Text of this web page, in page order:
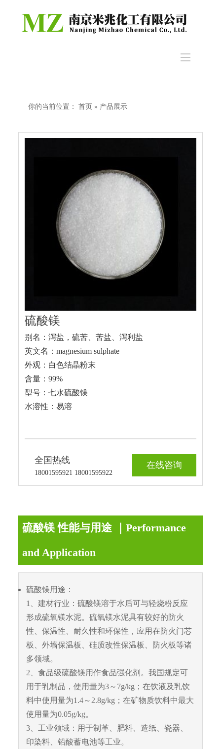
你的当前位置：首页 » 产品展示
硫酸镁
别名：泻盐，硫苦、苦盐、泻利盐
英文名：magnesium sulphate
外观：白色结晶粉末
含量：99%
型号：七水硫酸镁
水溶性：易溶
全国热线
18001595921 18001595922
在线咨询
硫酸镁 性能与用途 ｜Performance
and Application
硫酸镁用途：
1、建材行业：硫酸镁溶于水后可与轻烧粉反应
形成硫氧镁水泥。硫氧镁水泥具有较好的防火
性、保温性、耐久性和环保性，应用在防火门芯
板、外墙保温板、硅质改性保温板、防火板等诸
多领域。
2、食品级硫酸镁用作食品强化剂。我国规定可
用于乳制品，使用量为3～7g/kg；在饮液及乳饮
料中使用量为1.4～2.8g/kg；在矿物质饮料中最大
使用量为0.05g/kg。
3、工业领域：用于制革、肥料、造纸、瓷器、
印染料、铅酸蓄电池等工业。